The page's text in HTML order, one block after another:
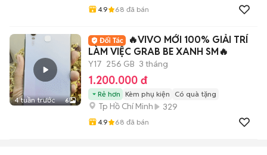
4.9 68 đã bán
4 tuần trước 6
🔥VIVO MỚI 100% GIẢI TRÍ
LÀM VIỆC GRAB BE XANH SM🔥
Y17 256 GB 3 tháng
1.200.000 đ
Rẻ hơn Kèm phụ kiện Có quà tặng
Tp Hồ Chí Minh 329
4.9 68 đã bán